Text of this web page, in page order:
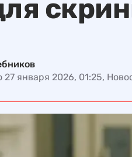
27 января 2026, 01:25,